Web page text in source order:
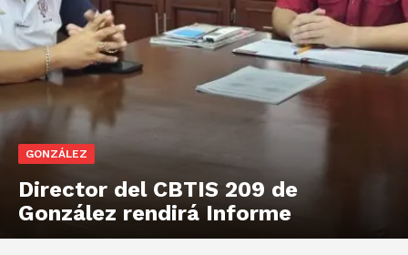
GONZÁLEZ
Director del CBTIS 209 de
González rendirá Informe